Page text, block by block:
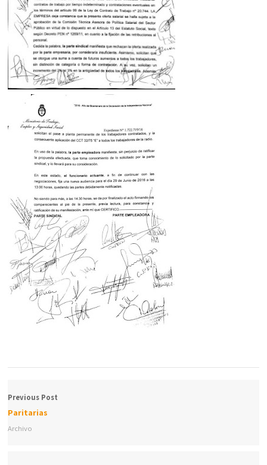
Previous Post
Paritarias
Archivo